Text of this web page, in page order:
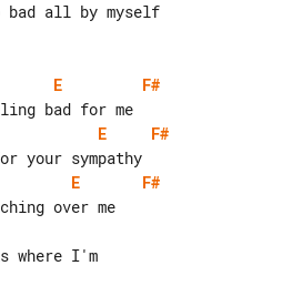
bad all by myself
E
F#
E
F#
E
F#